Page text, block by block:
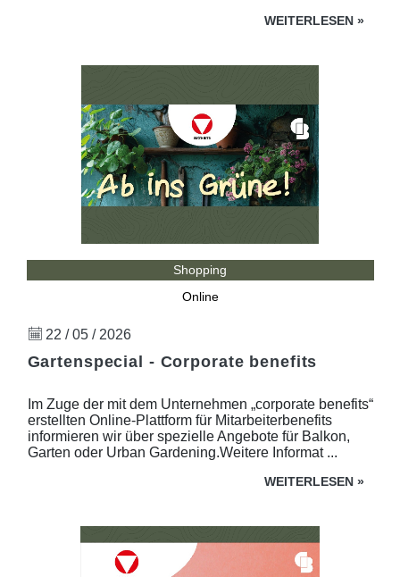
WEITERLESEN »
Shopping
Online
22 / 05 / 2026
Gartenspecial - Corporate benefits
Im Zuge der mit dem Unternehmen „corporate benefits“
erstellten Online-Plattform für Mitarbeiterbenefits
informieren wir über spezielle Angebote für Balkon,
Garten oder Urban Gardening.Weitere Informat ...
WEITERLESEN »